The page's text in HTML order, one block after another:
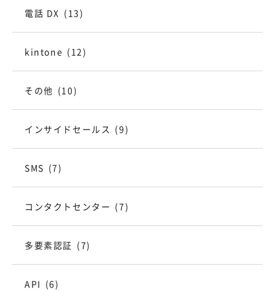
電話 DX (13)
kintone (12)
その他 (10)
インサイドセールス (9)
SMS (7)
コンタクトセンター (7)
多要素認証 (7)
API (6)